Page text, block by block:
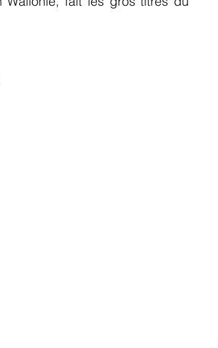
SUV Les voitures Les